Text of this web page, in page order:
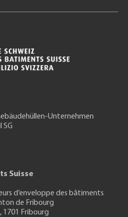
Unternehmen
SG
Suisse
d’enveloppe des bâtiments
de Fribourg
1701 Fribourg